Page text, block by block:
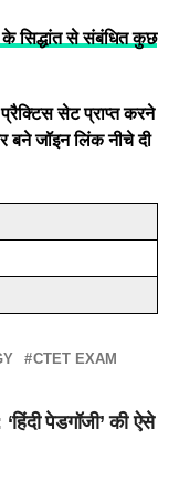
के सिद्धांत से संबंधित कुछ
सेट प्राप्त करने
जॉइन लिंक नीचे दी
CTET EXAM
पेडगॉजी’ की ऐसे